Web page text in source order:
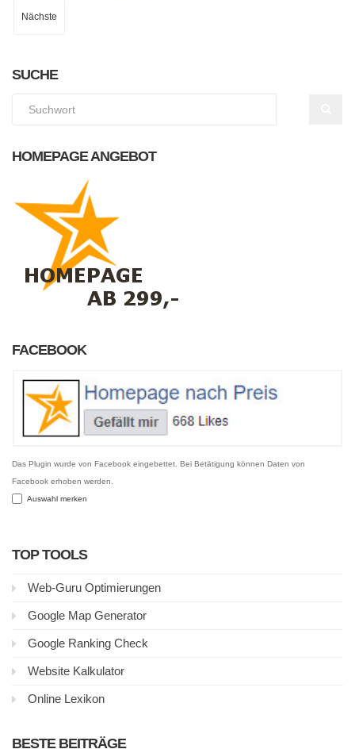
Nächste
SUCHE
HOMEPAGE ANGEBOT
FACEBOOK
Das Plugin wurde von Facebook eingebettet. Bei Betätigung können Daten von
Facebook erhoben werden.
Auswahl merken
TOP TOOLS
Web-Guru Optimierungen
Google Map Generator
Google Ranking Check
Website Kalkulator
Online Lexikon
BESTE BEITRÄGE